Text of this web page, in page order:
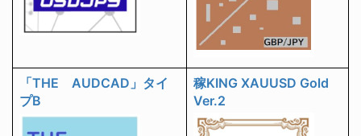
「THE AUDCAD」タイ
プB
稼KING XAUUSD Gold
Ver.2